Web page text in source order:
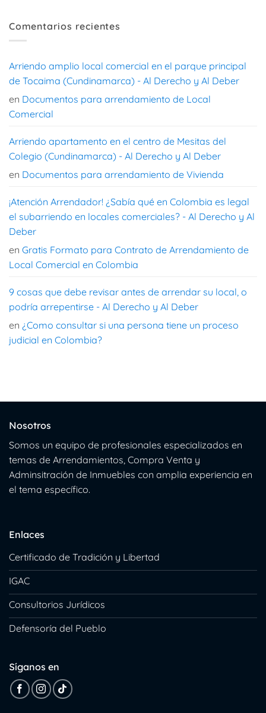
Comentarios recientes
Arriendo amplio local comercial en el parque principal
de Tocaima (Cundinamarca) - Al Derecho y Al Deber
en Documentos para arrendamiento de Local
Comercial
Arriendo apartamento en el centro de Mesitas del
Colegio (Cundinamarca) - Al Derecho y Al Deber
en Documentos para arrendamiento de Vivienda
¡Atención Arrendador! ¿Sabía qué en Colombia es legal
el subarriendo en locales comerciales? - Al Derecho y Al
Deber
en Gratis Formato para Contrato de Arrendamiento de
Local Comercial en Colombia
9 cosas que debe revisar antes de arrendar su local, o
podría arrepentirse - Al Derecho y Al Deber
en ¿Como consultar si una persona tiene un proceso
judicial en Colombia?
Nosotros
Somos un equipo de profesionales especializados en
temas de Arrendamientos, Compra Venta y
Adminsitración de Inmuebles con amplia experiencia en
el tema específico.
Enlaces
Certificado de Tradición y Libertad
IGAC
Consultorios Jurídicos
Defensoría del Pueblo
Síganos en